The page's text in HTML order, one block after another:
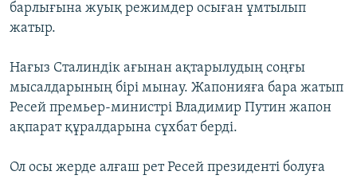
барлығына жуық режимдер осыған ұмтылып
жатыр.
Нағыз Сталиндік ағынан ақтарылудың соңғы
мысалдарының бірі мынау. Жапонияға бара жатып
Ресей премьер-министрі Владимир Путин жапон
ақпарат құралдарына сұхбат берді.
Ол осы жерде алғаш рет Ресей президенті болуға